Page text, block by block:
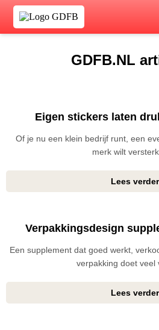
GDFB.NL
Eigen stickers laten
Of je nu een klein bedrijf runt, een
merk wilt
Lees verder
Verpakkingsdesign
Een supplement dat goed werkt,
verpakking doet veel
Lees verder